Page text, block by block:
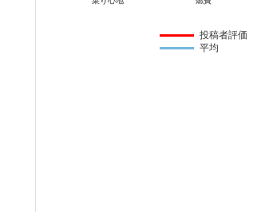
投稿者評価
平均